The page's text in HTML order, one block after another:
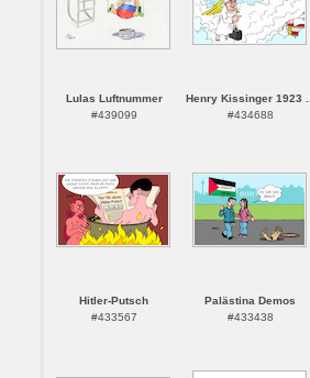
Lulas Luftnummer
#439099
Henry Kissinger 1923 ...
#434688
Hitler-Putsch
#433567
Palästina Demos
#433438